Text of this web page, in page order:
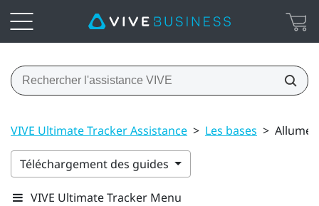
VIVE Ultimate Tracker Assistance > Les bases >
Téléchargement des guides
VIVE Ultimate Tracker Menu